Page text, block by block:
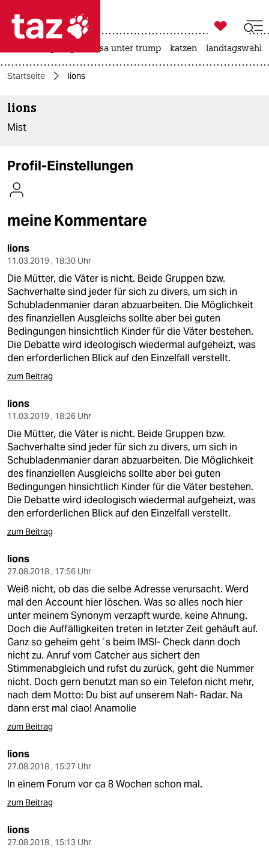

themen
politik
öko
gesellschaft
kultur
sport
berlin
nord
wahrheit
verlag
verlag
veranstaltungen
shop
fragen & hilfe
unterstützen
abo
genossenschaft

taz zahl ich
usa unter trump katzen landtagswahl
Startseite lions
lions
Mist
Profil-Einstellungen
meine Kommentare
lions
11.03.2019 , 18:30 Uhr
Die Mütter, die Väter is nicht. Beide Gruppen bzw.
Sachverhalte sind jeder für sich zu divers, um sich in
Schubladenmanier daran abzuarbeiten. Die Möglichkeit
des finanziellen Ausgleichs sollte aber bei guten
Bedingungen hinsichtlich Kinder für die Väter bestehen.
Die Debatte wird ideologisch wiedermal aufgeheizt, was
den erforderlichen Blick auf den Einzelfall verstellt.
zum Beitrag
lions
11.03.2019 , 18:26 Uhr
Die Mütter, die Väter is nicht. Beide Gruppen bzw.
Sachverhalte sind jeder für sich zu divers, um sich in
Schubladenmanier daran abzuarbeiten. Die Möglichkeit
des finanziellen Ausgleichs sollte aber bei guten
Bedingungen hinsichtlich Kinder für die Väter bestehen.
Die Debatte wird ideologisch wiedermal aufgeheizt, was
den erforderlichen Blick auf den Einzelfall verstellt.
zum Beitrag
lions
27.08.2018 , 17:56 Uhr
Weiß nicht, ob das die selbe Adresse verursacht. Werd
mal den Account hier löschen. Was so alles noch hier
unter meinem Synonym verzapft wurde, keine Ahnung.
Doch die Auffälligkeiten treten in letzter Zeit gehäuft auf.
Ganz so geheim geht´s beim IMSI- Check dann doch
nicht zu. Anruf vom Catcher aus sichert den
Stimmenabgleich und rufst du zurück, geht die Nummer
nicht. Doch gern benutzt man so ein Telefon nicht mehr,
nach dem Motto: Du bist auf unserem Nah- Radar. Na
dann erst mal ciao! Anamolie
zum Beitrag
lions
27.08.2018 , 15:27 Uhr
In einem Forum vor ca 8 Wochen schon mal.
zum Beitrag
lions
27.08.2018 , 15:13 Uhr